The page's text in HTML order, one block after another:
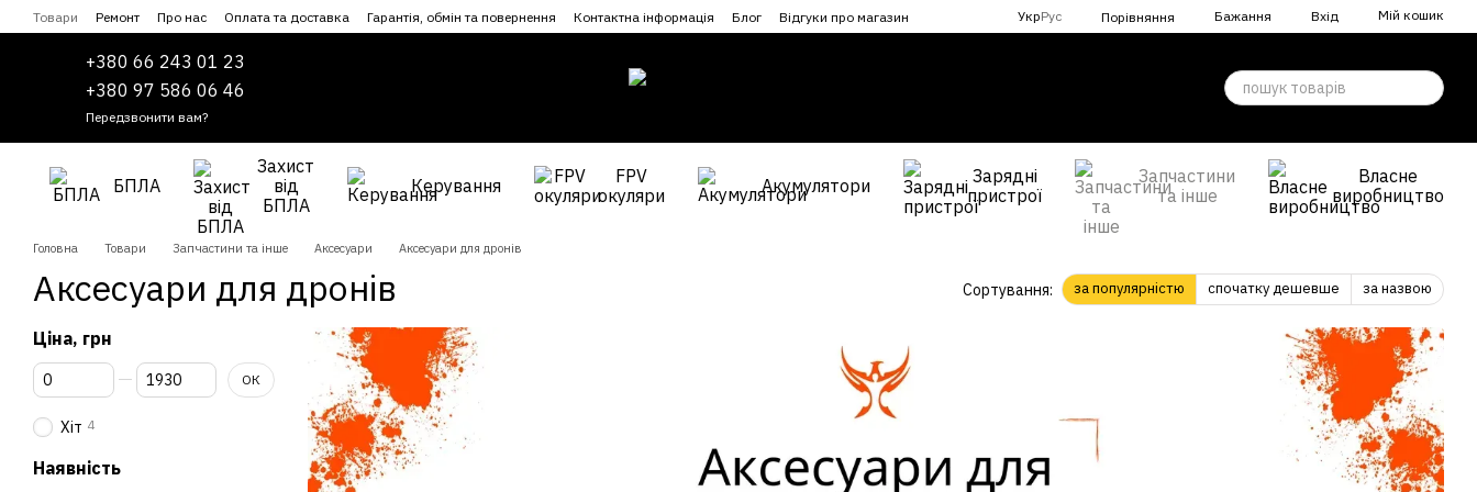
Перейти до основного контенту
Товари Ремонт Про нас Оплата та доставка Гарантія, обмін та повернення Контактна інформація Блог
Відгуки про магазин
Співпраця
Угода користувача
УкрРус Порівняння Бажання Вхід Мій кошик
+380 66 243 01 23
+380 97 586 06 46
Передзвонити вам?
БПЛА
Захист
від
БПЛА
Керування
FPV
окуляри
Акумулятори
Зарядні
пристрої
Запчастини
та інше
Власне
виробництво
Головна Товари Запчастини та інше Аксесуари Аксесуари для дронів
Аксесуари для дронів Сортування: за популярністю спочатку дешевше за назвою
Ціна, грн
Від Ціна, грн
До Ціна, грн ОК
Хіт 4
Наявність